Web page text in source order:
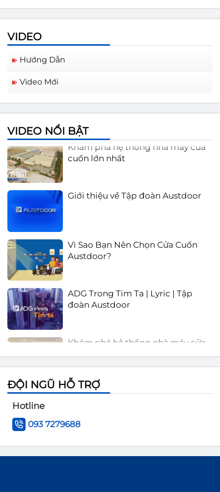
VIDEO
Hướng Dẫn
Video Mới
VIDEO NỔI BẬT
đoàn Austdoor
Khám phá hệ thống nhà máy cửa
cuốn lớn nhất
Giới thiệu về Tập đoàn Austdoor
Vì Sao Bạn Nên Chọn Cửa Cuốn
Austdoor?
ADG Trong Tim Ta | Lyric | Tập
đoàn Austdoor
Khám phá hệ thống nhà máy cửa
Giới thiệu về Tập đoàn Austdoor
Austdoor?
ĐỘI NGŨ HỖ TRỢ
Hotline
093 7279688